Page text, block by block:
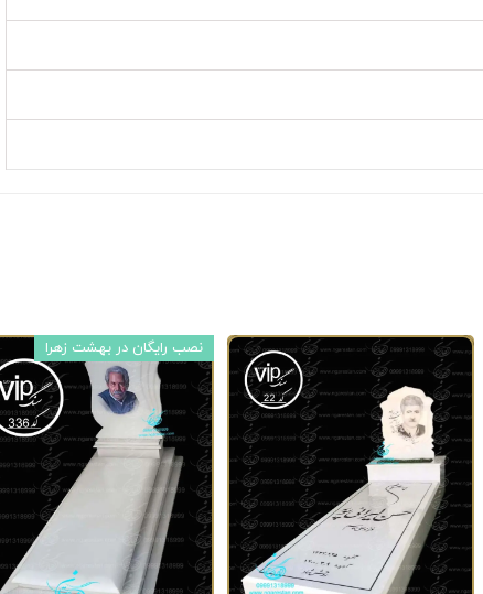
نصب رایگان در بهشت زهرا